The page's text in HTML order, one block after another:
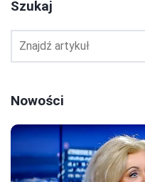
Szukaj
Nowości